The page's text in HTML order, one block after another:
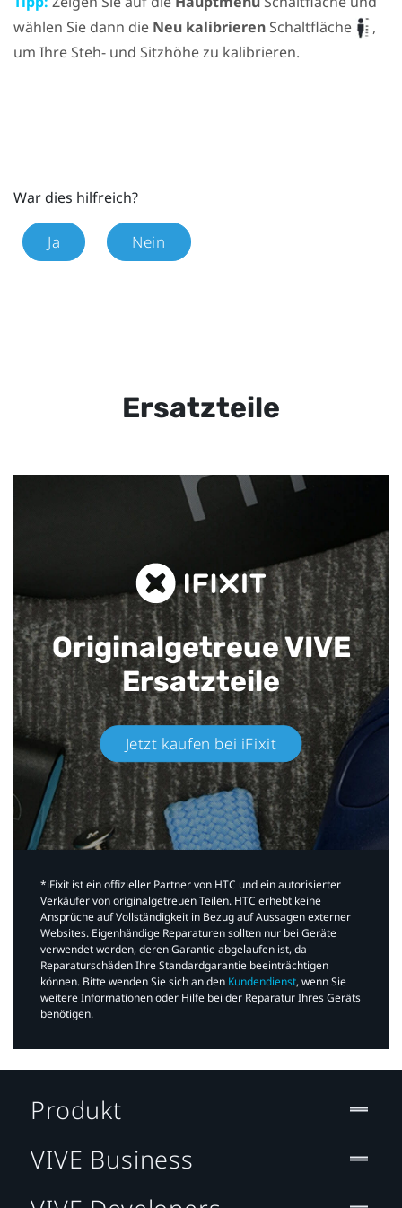
wählen Sie dann die Neu kalibrieren Schaltfläche
,
um Ihre Steh- und Sitzhöhe zu kalibrieren.
War dies hilfreich?
Ja Nein
Ersatzteile
Originalgetreue VIVE
Ersatzteile
Jetzt kaufen bei iFixit​
*iFixit ist ein offizieller Partner von HTC und ein autorisierter
Verkäufer von originalgetreuen Teilen. HTC erhebt keine
Ansprüche auf Vollständigkeit in Bezug auf Aussagen externer
Websites. Eigenhändige Reparaturen sollten nur bei Geräte
verwendet werden, deren Garantie abgelaufen ist, da
Reparaturschäden Ihre Standardgarantie beeinträchtigen
können. Bitte wenden Sie sich an den Kundendienst, wenn Sie
weitere Informationen oder Hilfe bei der Reparatur Ihres Geräts
benötigen.​
Produkt
VIVE Business